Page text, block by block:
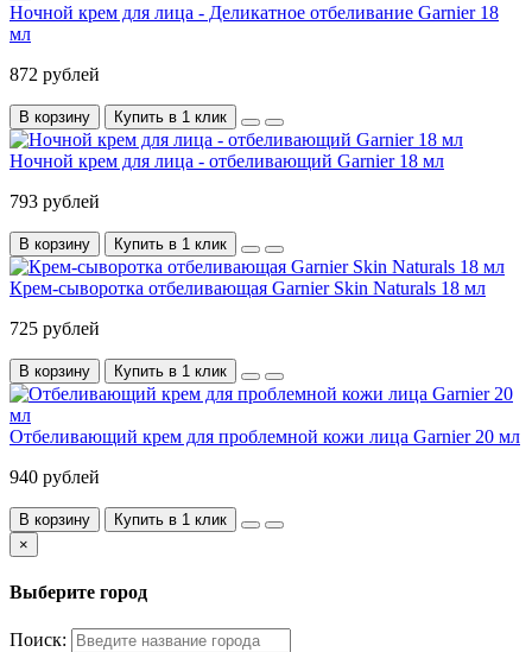
Ночной крем для лица - Деликатное отбеливание Garnier 18
мл
872 рублей
В корзину Купить в 1 клик
Ночной крем для лица - отбеливающий Garnier 18 мл
793 рублей
В корзину Купить в 1 клик
Крем-сыворотка отбеливающая Garnier Skin Naturals 18 мл
725 рублей
В корзину Купить в 1 клик
Отбеливающий крем для проблемной кожи лица Garnier 20 мл
940 рублей
В корзину
Купить в 1 клик
×
Выберите город
Поиск: